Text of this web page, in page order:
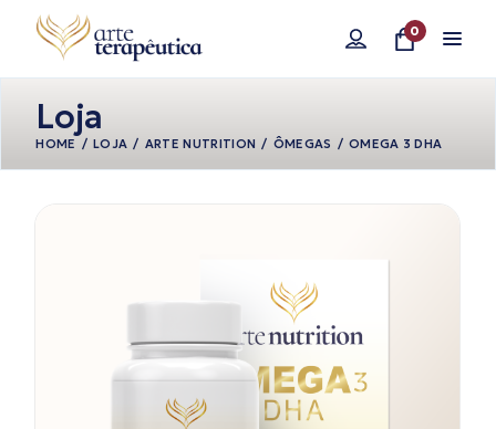
conteúdo
0
Loja
HOME LOJA ARTE NUTRITION ÔMEGAS OMEGA 3 DHA